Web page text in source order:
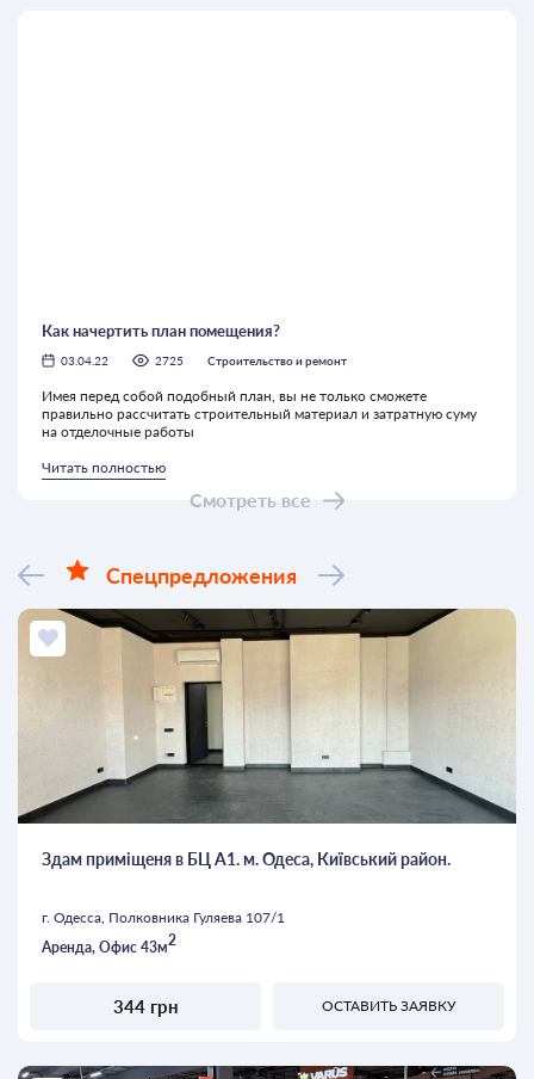
Смотреть все
Как начертить план помещения?
03.04.22 2725 Строительство и ремонт
Имея перед собой подобный план, вы не только сможете
правильно рассчитать строительный материал и затратную суму
на отделочные работы
Читать полностью
Спецпредложения
Здам приміщеня в БЦ А1. м. Одеса, Київський район.
г. Одесса, Полковника Гуляева 107/1
Аренда, Офис 43м2
344 грн ОСТАВИТЬ ЗАЯВКУ